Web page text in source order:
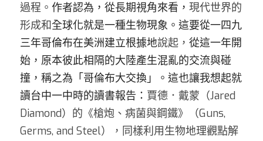
過程。 作者認為，從長期視角來看， 現代世界的
形成和全球化就是一種生物現象。這要從一四九
三年哥倫布在美洲建立根據地說起， 從這一年開
始，原本彼此相隔的大陸產生混亂的交流與碰
撞，稱之為「哥倫布大交換」。這也讓我想起就
讀台中一中時的讀書報告： 賈德．戴蒙（Jared
Diamond）的《槍炮、病菌與鋼鐵》（Guns,
Germs, and Steel），同樣利用生物地理觀點解